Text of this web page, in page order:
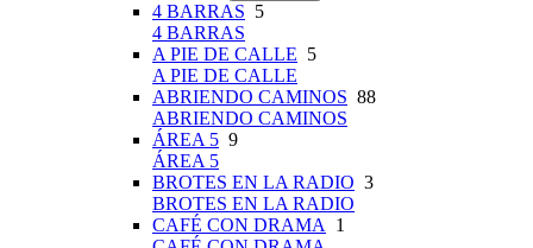
4 BARRAS 5
4 BARRAS
A PIE DE CALLE 5
A PIE DE CALLE
ABRIENDO CAMINOS 88
ABRIENDO CAMINOS
ÁREA 5 9
ÁREA 5
BROTES EN LA RADIO 3
BROTES EN LA RADIO
CAFÉ CON DRAMA
1